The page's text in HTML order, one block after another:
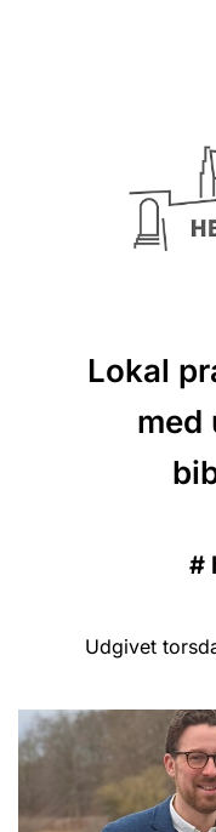
Lokal
med
#
Udgivet